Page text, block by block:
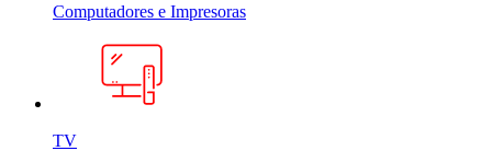
Computadores e Impresoras
TV